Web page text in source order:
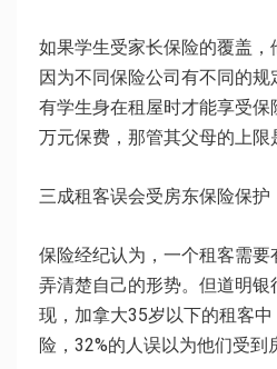
如果学生受家长保险的覆盖，
因为不同保险公司有不同的
有学生身在租屋时才能享受保
万元保费，那管其父母的上限
三成租客误会受房东保险保护
保险经纪认为，一个租客需
弄清楚自己的形势。但道明
现，加拿大35岁以下的租客
险，32%的人误以为他们受到